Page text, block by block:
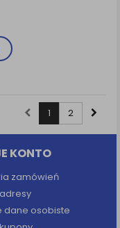
1 2
KONTO
zamówień
dane osobiste